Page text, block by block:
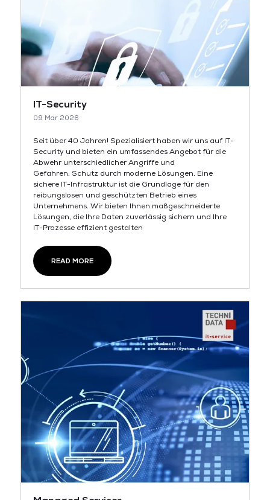
IT-Security
09 Mar 2026
Seit über 40 Jahren! Spezialisiert haben wir uns auf IT-
Security und bieten ein umfassendes Angebot für die
Abwehr unterschiedlicher Angriffe und
Gefahren. Schutz durch moderne Lösungen. Eine
sichere IT-Infrastruktur ist die Grundlage für den
reibungslosen und geschützten Betrieb eines
Unternehmens. Wir bieten Ihnen maßgeschneiderte
Lösungen, die Ihre Daten zuverlässig sichern und Ihre
IT-Prozesse effizient gestalten
READ MORE